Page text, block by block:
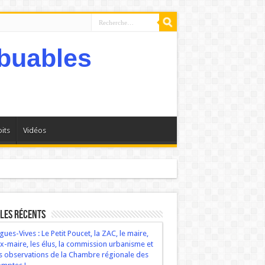
Vidéos
récents
Vives : Le Petit Poucet, la ZAC, le maire,
maire, les élus, la commission urbanisme et
observations de la Chambre régionale des